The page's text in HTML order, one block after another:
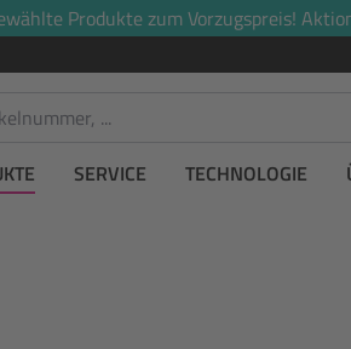
Produkte zum Vorzugspreis!
SERVICE TECHNOLOGIE